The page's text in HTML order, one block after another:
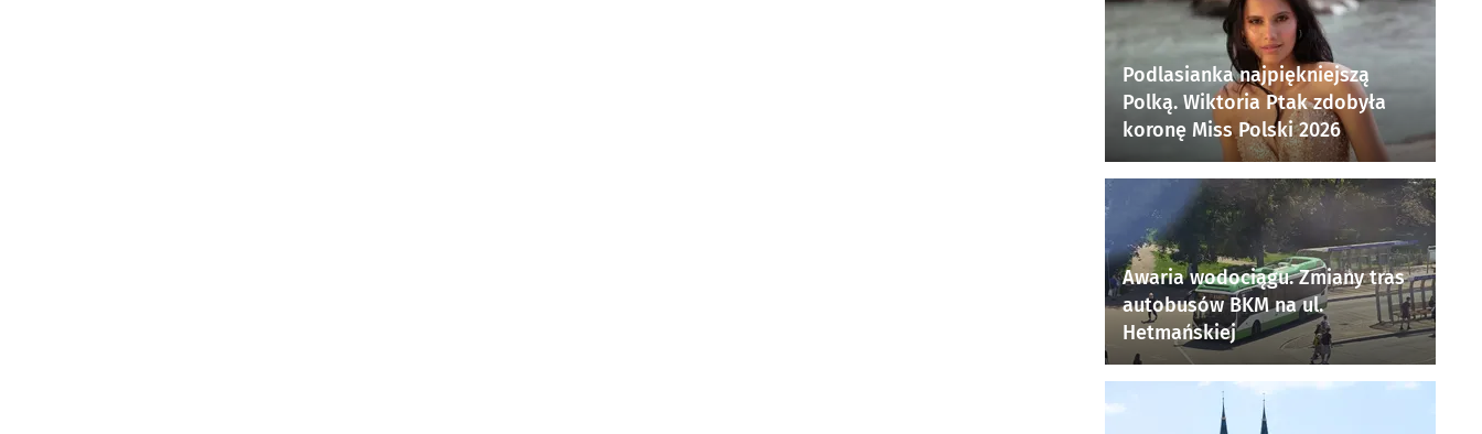
Podlasianka najpiękniejszą
Polką. Wiktoria Ptak zdobyła
koronę Miss Polski 2026
Awaria wodociągu. Zmiany tras
autobusów BKM na ul.
Hetmańskiej